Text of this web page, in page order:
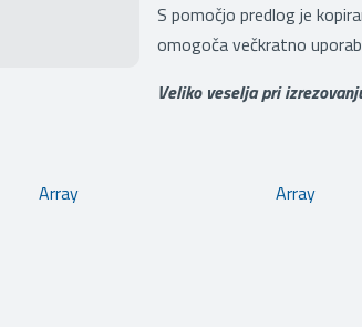
S pomočjo predlog je
omogoča večkratno
Veliko veselja pri
Array Array